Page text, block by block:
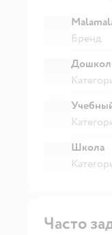
Бренд
Школа
Часто